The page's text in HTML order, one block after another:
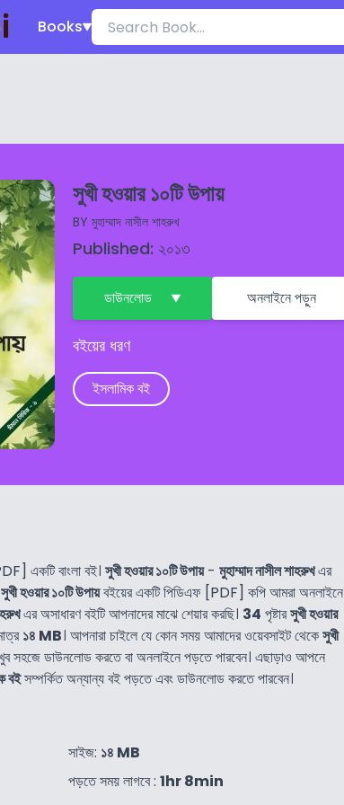
Books
সুখী হওয়ার ১০টি উপায়
BY মুহাম্মাদ নাসীল শাহরুখ
Published: ২০১৩
ডাউনলোড অনলাইনে পড়ুন
বইয়ের ধরণ
ইসলামিক বই
একটি বাংলা বই। সুখী হওয়ার ১০টি উপায়- মুহাম্মাদ নাসীল শাহরুখএর
সুখী হওয়ার ১০টি উপায়বইয়ের একটি পিডিএফ [PDF] কপি আমরা অনলাইনে
এর অসাধারণ বইটি আপনাদের মাঝে শেয়ার করছি। 34 পৃষ্টারসুখী হওয়ার
১৪ MB। আপনারা চাইলে যে কোন সময় আমাদের ওয়েবসাইট থেকেসুখী
সহজে ডাউনলোড করতে বা অনলাইনে পড়তে পারবেন। এছাড়াও আপনে
বইসম্পর্কিত অন্যান্য বই পড়তে এবং ডাউনলোড করতে পারবেন।
সাইজ: ১৪ MB
পড়তে সময় লাগবে : 1hr 8min